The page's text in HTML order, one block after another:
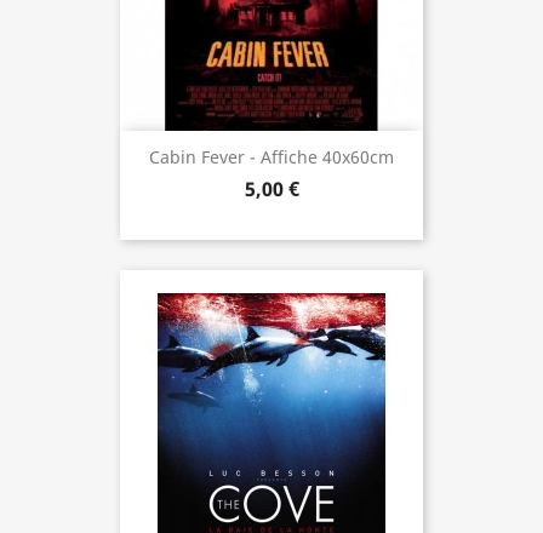
Cabin Fever - Affiche 40x60cm
5,00 €